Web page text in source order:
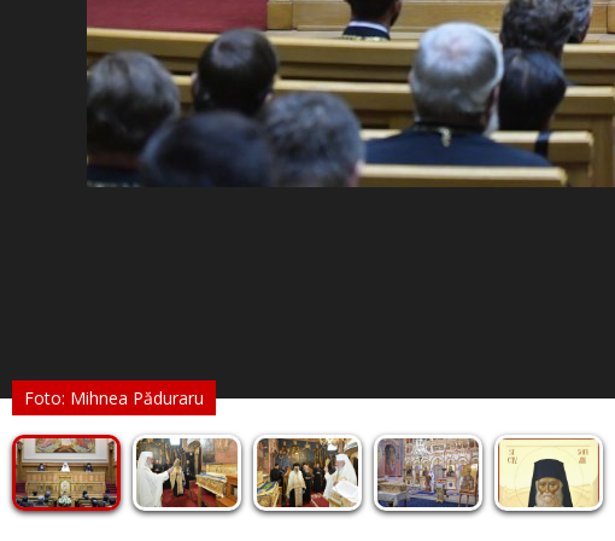
Foto: Mihnea Păduraru